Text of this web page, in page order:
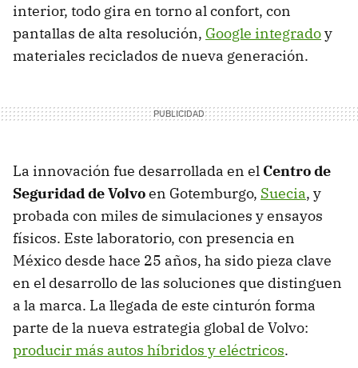
interior, todo gira en torno al confort, con
pantallas de alta resolución, Google integradoy
materiales reciclados de nueva generación.
La innovación fue desarrollada en el Centro de
Seguridad de Volvoen Gotemburgo, Suecia, y
probada con miles de simulaciones y ensayos
físicos. Este laboratorio, con presencia en
México desde hace 25 años, ha sido pieza clave
en el desarrollo de las soluciones que distinguen
a la marca. La llegada de este cinturón forma
parte de la nueva estrategia global de Volvo:
producir más autos híbridos y eléctricos.